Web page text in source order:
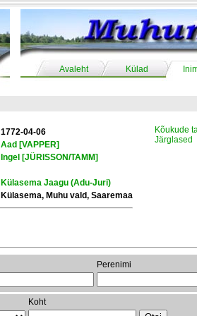
Avaleht Külad
1772-04-06
Aad [VAPPER]
Ingel [JÜRISSON/TAMM]
Külasema Jaagu (Adu-Juri)
Külasema, Muhu vald, Saaremaa
Kõukude
Järglased
Perenimi
Koht